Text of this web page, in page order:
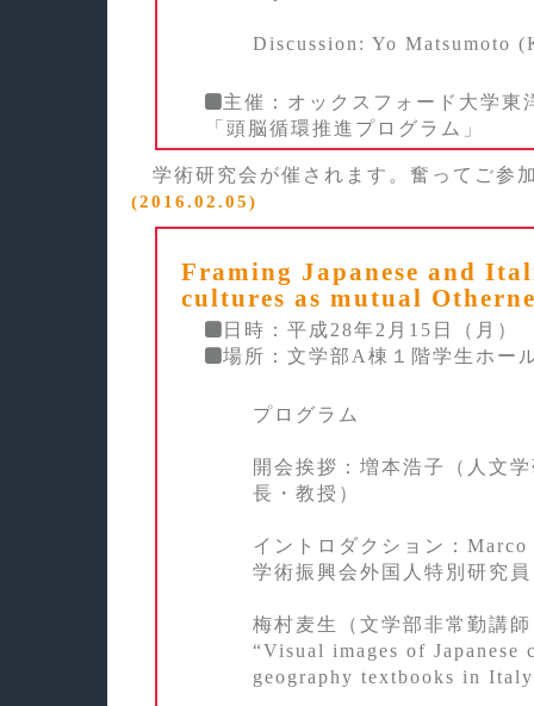
Discussion: Yo Matsumoto
主催：オックスフォード大学東
「頭脳循環推進プログラム」
学術研究会が催されます。奮ってご参
(2016.02.05)
Framing Japanese and
cultures as mutual
日時：平成28年2月15日（月）
場所：文学部A棟１階学生ホー
プログラム
開会挨拶：増本浩子（人文
長・教授）
イントロダクション：
学術振興会外国人特別研究
梅村麦生（文学部非常勤講
“Visual images of Japanese
geography textbooks in